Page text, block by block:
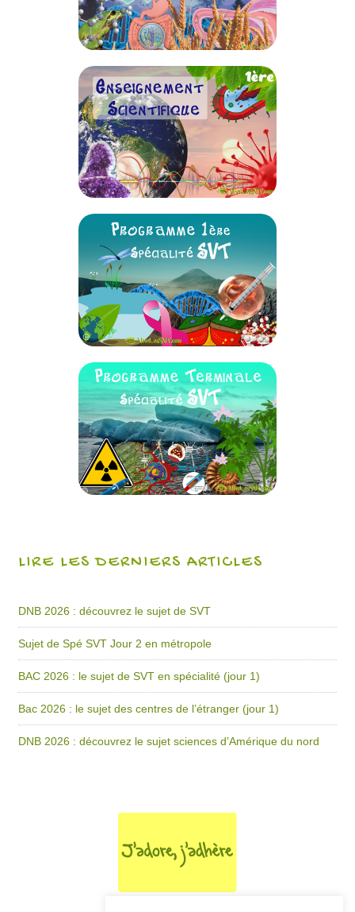
LIRE LES DERNIERS ARTICLES
DNB 2026 : découvrez le sujet de SVT
Sujet de Spé SVT Jour 2 en métropole
BAC 2026 : le sujet de SVT en spécialité (jour 1)
Bac 2026 : le sujet des centres de l’étranger (jour 1)
DNB 2026 : découvrez le sujet sciences d’Amérique du nord